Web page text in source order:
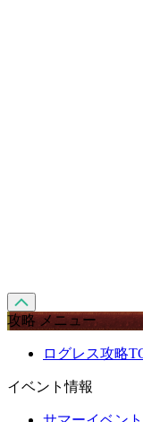
攻略 メニュー
ログレス攻略
イベント情報